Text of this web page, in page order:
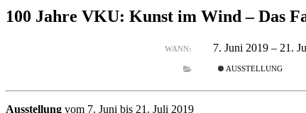
100 Jahre VKU: Kunst im Wind – Das
WANN: 7. Juni 2019 – 21.
AUSSTELLUNG
Ausstellung vom 7. Juni bis 21. Juli 2019